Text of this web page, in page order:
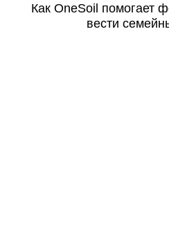
Как OneSoil помогает
вести